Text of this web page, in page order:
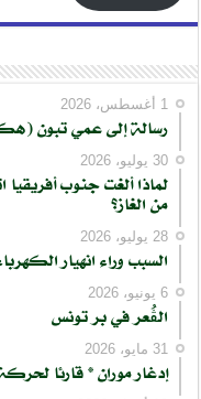
1 أغسطس، 2026
رسالة إلى عمي تبون
30 يوليو، 2026
لماذا ألغت جنوب أفريقيا
من الغاز؟
28 يوليو، 2026
السبب وراء انهيار
6 يونيو، 2026
الڨُعر في بر تونس
31 مايو، 2026
إدغار موران * قارئا